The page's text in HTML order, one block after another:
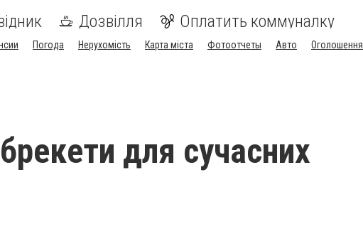
Дозвілля Оплатить коммуналку
Погода Нерухомість Карта міста Фотоотчеты Авто
Оголошення
брекети для сучасних